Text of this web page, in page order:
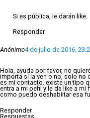
Si es pública, le darán like.
Responder
Anónimo4 de julio de 2016,
Hola, ayuda por favor, no
importa si la ven o no, solo no
es mi contacto. existe un tipo
entra a mi pefil y le da like a
como puedo deshabiitar esa
Responder
Respuestas